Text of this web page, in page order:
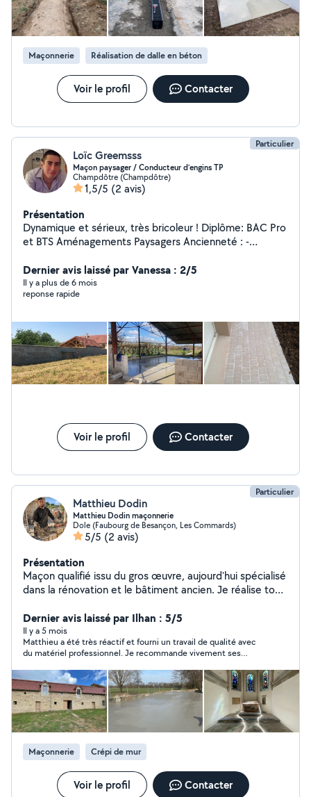
Maçonnerie Réalisation de dalle en béton
Voir le profil Contacter
Particulier
Loïc Greemsss
Maçon paysager / Conducteur d’engins TP
Champdôtre (Champdôtre)
1,5/5 (2 avis)
Présentation
Dynamique et sérieux, très bricoleur ! Diplôme: BAC Pro
et BTS Aménagements Paysagers Ancienneté : -
tonte, plantation, clôture, pavage, dallage, maçonnerie )
- Terrassement, assainissement: 3 ans
Dernier avis laissé par Vanessa : 2/5
Il y a plus de 6 mois
reponse rapide
Voir le profil Contacter
Particulier
Matthieu Dodin
Matthieu Dodin maçonnerie
Dole (Faubourg de Besançon, Les Commards)
5/5 (2 avis)
Présentation
Maçon qualifié issu du gros œuvre, aujourd'hui spécialisé
dans la rénovation et le bâtiment ancien. Je réalise tous
privilégiant des solutions durables et adaptées à
l'existant. Interventions possibles : dalles béton,
terrasses, murets, petits terrassements, réparations et
reprises de maçonnerie, aménagements extérieurs,
démolitions légères et travaux de rénovation.
Expérience sur différents types de chantiers, du neuf à
la réhabilitation. Habitué à travailler proprement et à
m'adapter aux contraintes du chantier, je porte une
attention particulière aux finitions et au respect des
règles du métier. Disponible pour des travaux chez les
particuliers. Conseils possibles pour trouver les solutions
les plus adaptées à votre projet. Devis gratuit sur
demande.
Dernier avis laissé par Ilhan : 5/5
Il y a 5 mois
Matthieu a été très réactif et fourni un travail de qualité avec
du matériel professionnel. Je recommande vivement ses
Maçonnerie Crépi de mur
Voir le profil Contacter